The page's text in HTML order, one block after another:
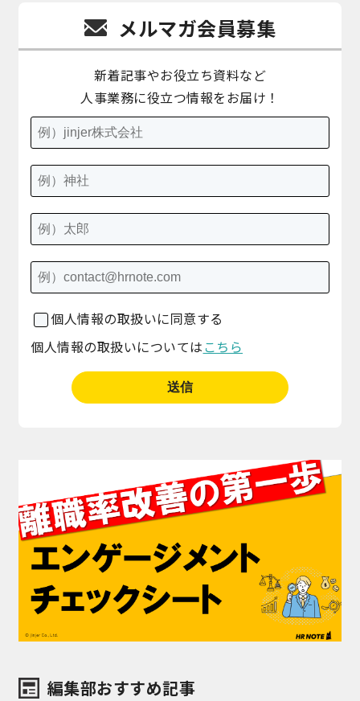
メルマガ会員募集
新着記事やお役立ち資料など
人事業務に役立つ情報をお届け！
個人情報の取扱いに同意する
個人情報の取扱いについては こちら
編集部おすすめ記事